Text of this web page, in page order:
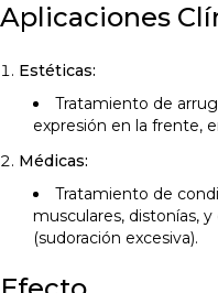
Aplicaciones
Estéticas:
Tratamiento de
expresión en la frente,
Médicas:
Tratamiento de
musculares, distonías,
(sudoración excesiva).